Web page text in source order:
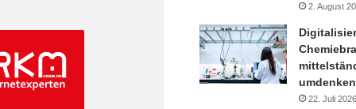
2. August
22. Juli 2026